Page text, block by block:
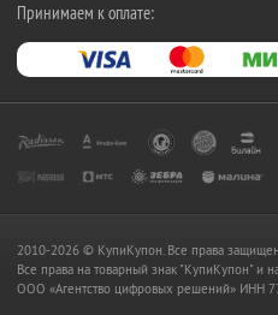
Принимаем к оплате:
2010-2026 © КупиКупон. Все права
Все права на товарный знак "КупиКупон" и
OOO «Агентство цифровых решений» ИНН